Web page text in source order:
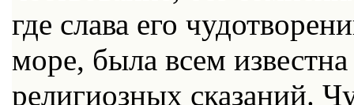
где слава его
море, была всем
религиозных сказаний.